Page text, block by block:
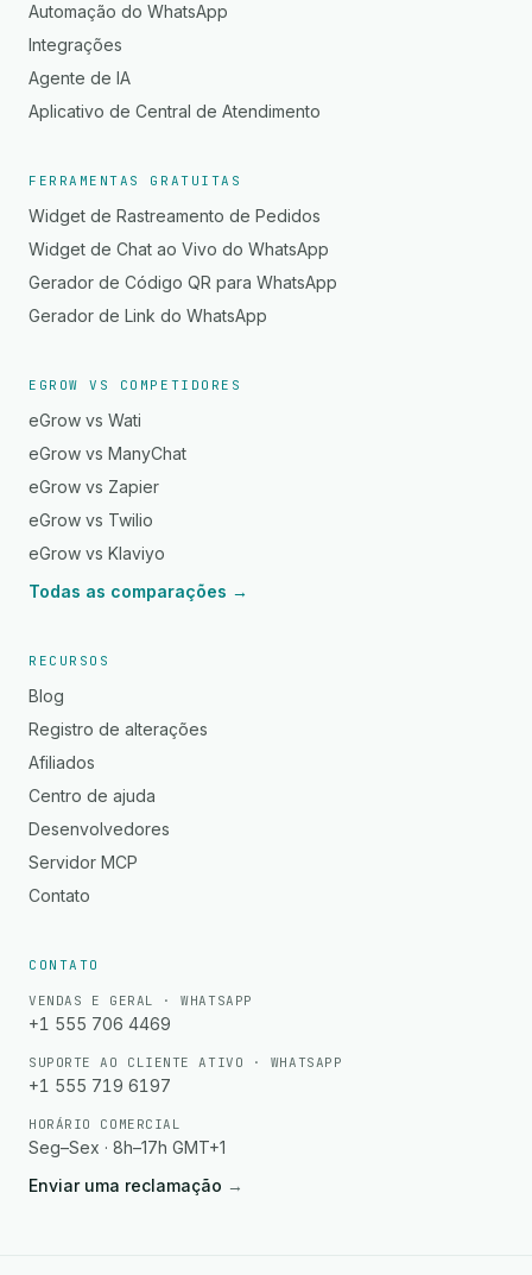
Automação do WhatsApp
Integrações
Agente de IA
Aplicativo de Central de Atendimento
FERRAMENTAS GRATUITAS
Widget de Rastreamento de Pedidos
Widget de Chat ao Vivo do WhatsApp
Gerador de Código QR para WhatsApp
Gerador de Link do WhatsApp
EGROW VS COMPETIDORES
eGrow vs Wati
eGrow vs ManyChat
eGrow vs Zapier
eGrow vs Twilio
eGrow vs Klaviyo
Todas as comparações →
RECURSOS
Blog
Registro de alterações
Afiliados
Centro de ajuda
Desenvolvedores
Servidor MCP
Contato
CONTATO
VENDAS E GERAL · WHATSAPP
+1 555 706 4469
SUPORTE AO CLIENTE ATIVO · WHATSAPP
+1 555 719 6197
HORÁRIO COMERCIAL
Seg–Sex · 8h–17h GMT+1
Enviar uma reclamação →